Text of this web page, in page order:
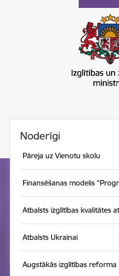
Noderīgi
Pāreja uz Vienotu skolu
Finansēšanas modelis
Atbalsts izglītības kvalitātes
Atbalsts Ukrainai
Augstākās izglītības reforma